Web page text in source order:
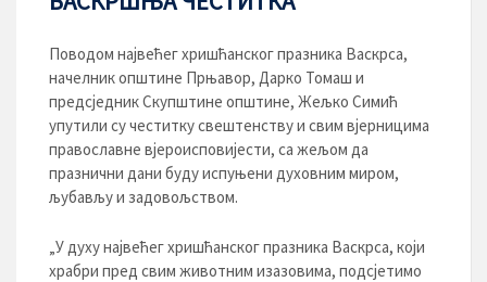
Поводом највећег хришћанског празника Васкрса,
начелник општине Прњавор, Дарко Томаш и
предсједник Скупштине општине, Жељко Симић
упутили су честитку свештенству и свим вјерницима
православне вјероисповијести, са жељом да
празнични дани буду испуњени духовним миром,
љубављу и задовољством.
„У духу највећег хришћанског празника Васкрса, који
храбри пред свим животним изазовима, подсјетимо